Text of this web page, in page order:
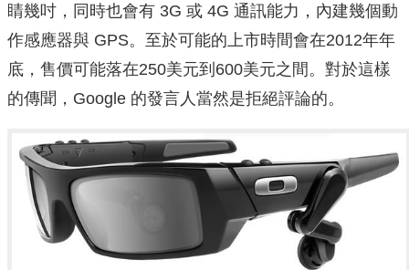
睛幾吋，同時也會有 3G 或 4G 通訊能力，內建幾個動
作感應器與 GPS。至於可能的上市時間會在2012年年
底，售價可能落在250美元到600美元之間。對於這樣
的傳聞，Google 的發言人當然是拒絕評論的。